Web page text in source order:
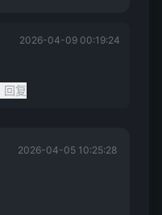
2026-04-09 00:19:24
回复
2026-04-05 10:25:28